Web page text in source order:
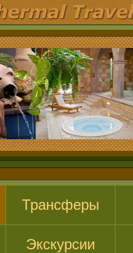
Трансферы
Экскурсии